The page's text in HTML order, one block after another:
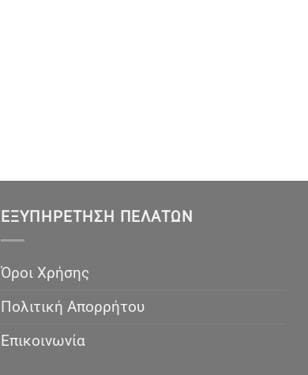
ΕΞΥΠΗΡΈΤΗΣΗ ΠΕΛΑΤΏΝ
Όροι Χρήσης
Πολιτική Απορρήτου
Επικοινωνία